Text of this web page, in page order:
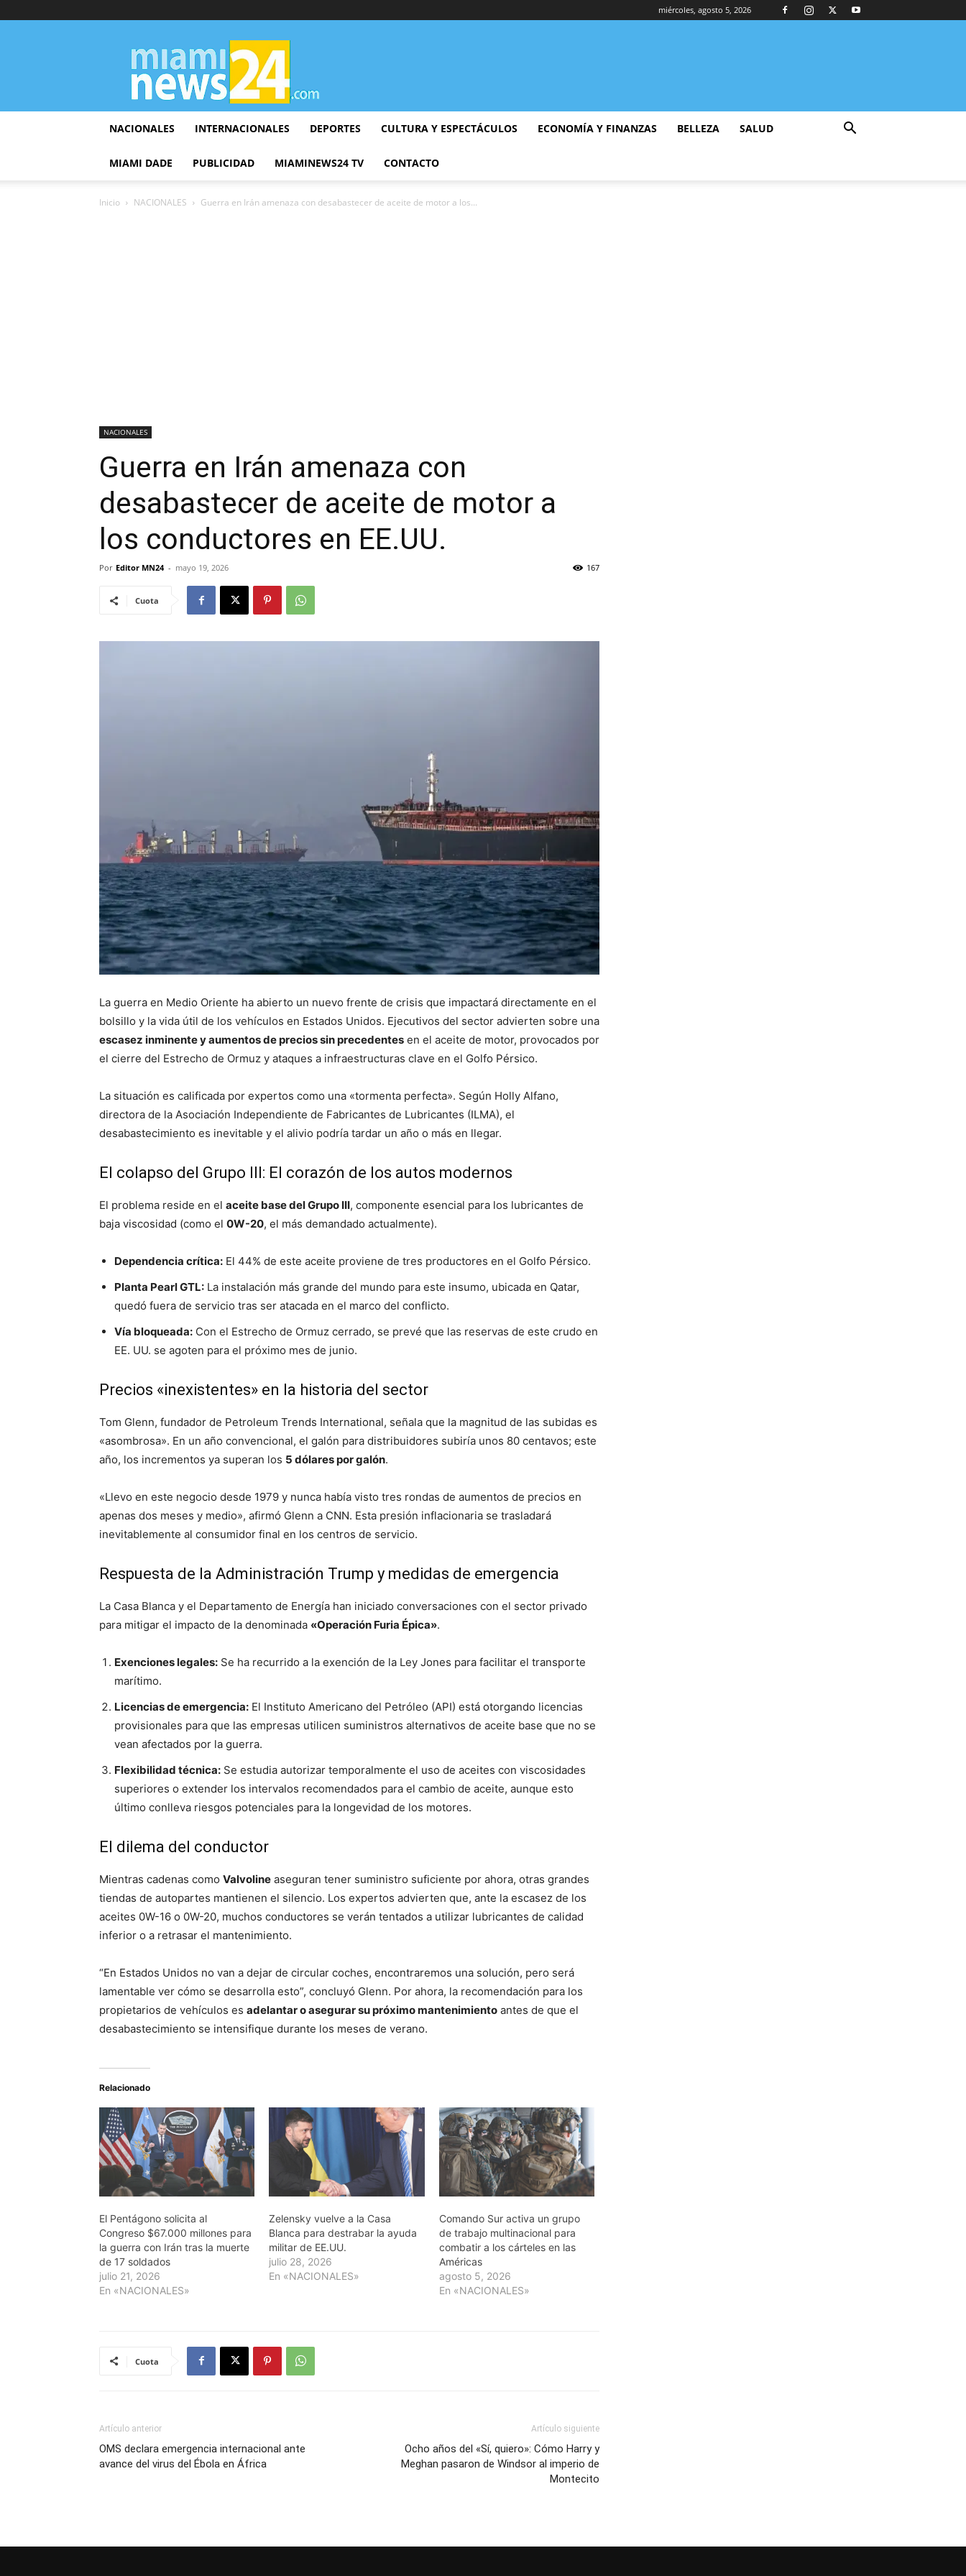
miércoles, agosto 5, 2026
▷
Miami
News
24
NACIONALES INTERNACIONALES DEPORTES CULTURA Y ESPECTÁCULOS ECONOMÍA Y FINANZAS BELLEZA SALUD
MIAMI DADE PUBLICIDAD MIAMINEWS24 TV CONTACTO
Inicio NACIONALES Guerra en Irán amenaza con desabastecer de aceite de motor a los...
NACIONALES
Guerra en Irán amenaza con
desabastecer de aceite de motor a
los conductores en EE.UU.
Por Editor MN24 - mayo 19, 2026 167
Cuota
La guerra en Medio Oriente ha abierto un nuevo frente de crisis que impactará directamente en el
bolsillo y la vida útil de los vehículos en Estados Unidos. Ejecutivos del sector advierten sobre una
escasez inminente y aumentos de precios sin precedentes en el aceite de motor, provocados por
el cierre del Estrecho de Ormuz y ataques a infraestructuras clave en el Golfo Pérsico.
La situación es calificada por expertos como una «tormenta perfecta». Según Holly Alfano,
directora de la Asociación Independiente de Fabricantes de Lubricantes (ILMA), el
desabastecimiento es inevitable y el alivio podría tardar un año o más en llegar.
El colapso del Grupo III: El corazón de los autos modernos
El problema reside en el aceite base del Grupo III, componente esencial para los lubricantes de
baja viscosidad (como el 0W-20, el más demandado actualmente).
Dependencia crítica: El 44% de este aceite proviene de tres productores en el Golfo Pérsico.
Planta Pearl GTL: La instalación más grande del mundo para este insumo, ubicada en Qatar,
quedó fuera de servicio tras ser atacada en el marco del conflicto.
Vía bloqueada: Con el Estrecho de Ormuz cerrado, se prevé que las reservas de este crudo en
EE. UU. se agoten para el próximo mes de junio.
Precios «inexistentes» en la historia del sector
Tom Glenn, fundador de Petroleum Trends International, señala que la magnitud de las subidas es
«asombrosa». En un año convencional, el galón para distribuidores subiría unos 80 centavos; este
año, los incrementos ya superan los 5 dólares por galón.
«Llevo en este negocio desde 1979 y nunca había visto tres rondas de aumentos de precios en
apenas dos meses y medio», afirmó Glenn a CNN. Esta presión inflacionaria se trasladará
inevitablemente al consumidor final en los centros de servicio.
Respuesta de la Administración Trump y medidas de emergencia
La Casa Blanca y el Departamento de Energía han iniciado conversaciones con el sector privado
para mitigar el impacto de la denominada «Operación Furia Épica».
Exenciones legales: Se ha recurrido a la exención de la Ley Jones para facilitar el transporte
marítimo.
Licencias de emergencia: El Instituto Americano del Petróleo (API) está otorgando licencias
provisionales para que las empresas utilicen suministros alternativos de aceite base que no se
vean afectados por la guerra.
Flexibilidad técnica: Se estudia autorizar temporalmente el uso de aceites con viscosidades
superiores o extender los intervalos recomendados para el cambio de aceite, aunque esto
último conlleva riesgos potenciales para la longevidad de los motores.
El dilema del conductor
Mientras cadenas como Valvoline aseguran tener suministro suficiente por ahora, otras grandes
tiendas de autopartes mantienen el silencio. Los expertos advierten que, ante la escasez de los
aceites 0W-16 o 0W-20, muchos conductores se verán tentados a utilizar lubricantes de calidad
inferior o a retrasar el mantenimiento.
“En Estados Unidos no van a dejar de circular coches, encontraremos una solución, pero será
lamentable ver cómo se desarrolla esto”, concluyó Glenn. Por ahora, la recomendación para los
propietarios de vehículos es adelantar o asegurar su próximo mantenimiento antes de que el
desabastecimiento se intensifique durante los meses de verano.
Relacionado
El Pentágono solicita al
Congreso $67.000 millones para
la guerra con Irán tras la muerte
de 17 soldados
julio 21, 2026
En «NACIONALES»
Zelensky vuelve a la Casa
Blanca para destrabar la ayuda
militar de EE.UU.
julio 28, 2026
En «NACIONALES»
Comando Sur activa un grupo
de trabajo multinacional para
combatir a los cárteles en las
Américas
agosto 5, 2026
En «NACIONALES»
Cuota
Artículo anterior
OMS declara emergencia internacional ante
avance del virus del Ébola en África
Artículo siguiente
Ocho años del «Sí, quiero»: Cómo Harry y
Meghan pasaron de Windsor al imperio de
Montecito